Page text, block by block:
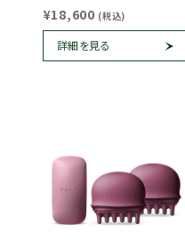
¥18,600 (税込)
詳細を見る